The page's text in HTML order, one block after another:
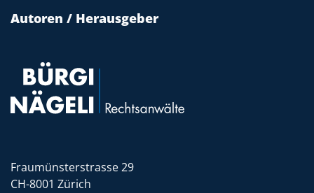
Autoren / Herausgeber
Fraumünsterstrasse 29
CH-8001 Zürich